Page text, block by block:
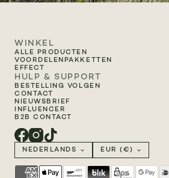
WINKEL
ALLE PRODUCTEN
VOORDELENPAKKETTEN
EFFECT
HULP & SUPPORT
BESTELLING VOLGEN
CONTACT
NIEUWSBRIEF
INFLUENCER
B2B CONTACT
NEDERLANDS EUR (€)